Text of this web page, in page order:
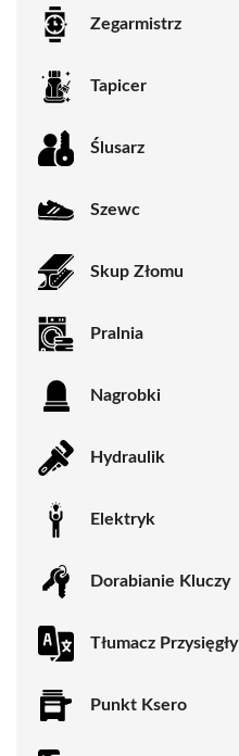
Zegarmistrz
Tapicer
Ślusarz
Szewc
Skup Złomu
Pralnia
Nagrobki
Hydraulik
Elektryk
Dorabianie Kluczy
Tłumacz Przysięgły
Punkt Ksero